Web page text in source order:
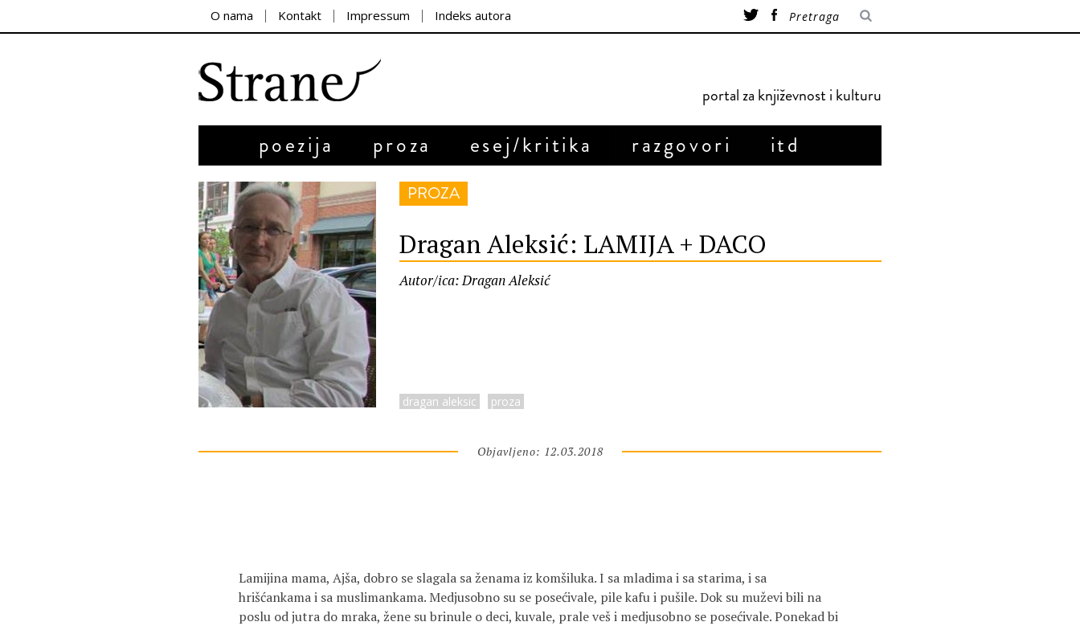
O nama Kontakt Impressum Indeks autora
portal za književnost i kulturu
poezija proza esej/kritika razgovori itd
PROZA
Dragan Aleksić: LAMIJA + DACO
Autor/ica: Dragan Aleksić
dragan aleksic proza
Objavljeno: 12.03.2018
Lamijina mama, Ajša, dobro se slagala sa ženama iz komšiluka. I sa mladima i sa starima, i sa
hrišćankama i sa muslimankama. Medjusobno su se posećivale, pile kafu i pušile. Dok su muževi bili na
poslu od jutra do mraka, žene su brinule o deci, kuvale, prale veš i medjusobno se posećivale. Ponekad bi